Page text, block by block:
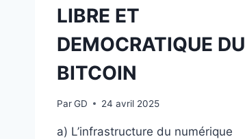
LIBRE ET
DEMOCRATIQUE DU
BITCOIN
ParGD 24 avril 2025
a) L’infrastructure du numérique